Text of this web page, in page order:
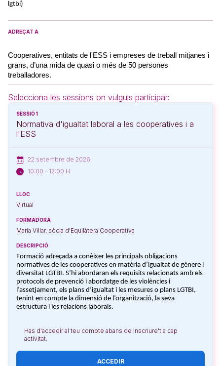
lgtbi)
ADREÇAT A
Cooperatives, entitats de l'ESS i empreses de treball mitjanes i
grans, d’una mida de quasi o més de 50 persones
treballadores.
Selecciona les sessions on vulguis participar:
SESSIÓ 1
Normativa d'igualtat laboral a les cooperatives i a
l'ESS
22 setembre de 2026
10:00 - 12:00 H
LLOC
Virtual
FORMADORA
Maria Villar, sòcia d'Equilàtera Cooperativa
DESCRIPCIÓ
Formació adreçada a conèixer les principals obligacions
normatives de les cooperatives en matèria d’igualtat de gènere i
diversitat LGTBI. S’hi abordaran els requisits relacionats amb els
protocols de prevenció i abordatge de les violències i
l’assetjament, els plans d’igualtat i les mesures o plans LGTBI,
tenint en compte la dimensió de l’organització, la seva
estructura i les relacions laborals.
Has d'accedir al teu compte abans de inscriure't a cap
activitat.
ACCEDIR